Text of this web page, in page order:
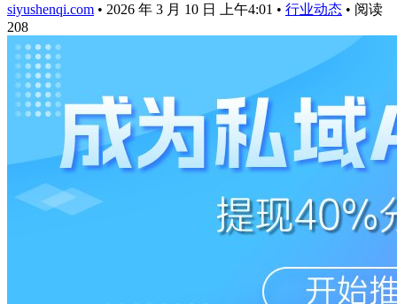
siyushenqi.com • 2026 年 3 月 10 日 上午4:01 • 行业动态 • 阅读
208